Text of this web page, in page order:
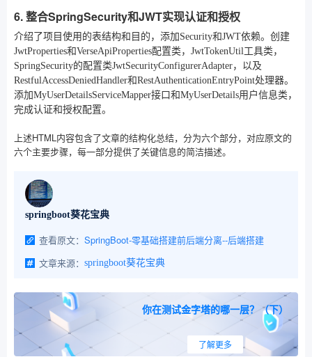
6. 整合SpringSecurity和JWT实现认证和授权
介绍了项目使用的表结构和目的，添加Security和JWT依赖。创建
JwtProperties和VerseApiProperties配置类，JwtTokenUtil工具类，
SpringSecurity的配置类JwtSecurityConfigurerAdapter，以及
RestfulAccessDeniedHandler和RestAuthenticationEntryPoint处理器。
添加MyUserDetailsServiceMapper接口和MyUserDetails用户信息类，
完成认证和授权配置。
上述HTML内容包含了文章的结构化总结，分为六个部分，对应原文的
六个主要步骤，每一部分提供了关键信息的简洁描述。
springboot葵花宝典
查看原文： ​SpringBoot-零基础搭建前后端分离--后端搭建
文章来源： springboot葵花宝典
你在测试金字塔的哪一层？（下）
了解更多